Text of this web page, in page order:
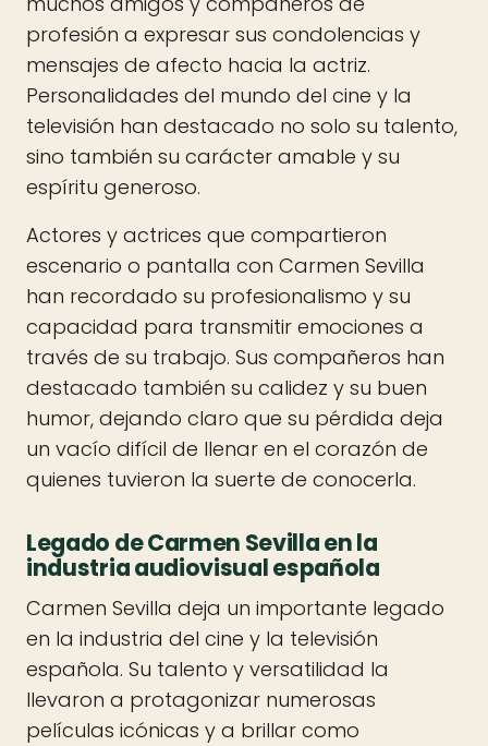
profesión a expresar sus condolencias y
mensajes de afecto hacia la actriz.
Personalidades del mundo del cine y la
televisión han destacado no solo su talento,
sino también su carácter amable y su
espíritu generoso.
Actores y actrices que compartieron
escenario o pantalla con Carmen Sevilla
han recordado su profesionalismo y su
capacidad para transmitir emociones a
través de su trabajo. Sus compañeros han
destacado también su calidez y su buen
humor, dejando claro que su pérdida deja
un vacío difícil de llenar en el corazón de
quienes tuvieron la suerte de conocerla.
Legado de Carmen Sevilla en la
industria audiovisual española
Carmen Sevilla deja un importante legado
en la industria del cine y la televisión
española. Su talento y versatilidad la
llevaron a protagonizar numerosas
películas icónicas y a brillar como